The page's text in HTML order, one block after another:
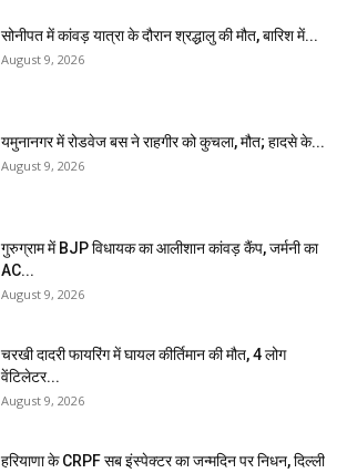
सोनीपत में कांवड़ यात्रा के दौरान श्रद्धालु की मौत, बारिश में...
August 9, 2026
यमुनानगर में रोडवेज बस ने राहगीर को कुचला, मौत; हादसे के...
August 9, 2026
गुरुग्राम में BJP विधायक का आलीशान कांवड़ कैंप, जर्मनी का
AC...
August 9, 2026
चरखी दादरी फायरिंग में घायल कीर्तिमान की मौत, 4 लोग
वेंटिलेटर...
August 9, 2026
हरियाणा के CRPF सब इंस्पेक्टर का जन्मदिन पर निधन, दिल्ली